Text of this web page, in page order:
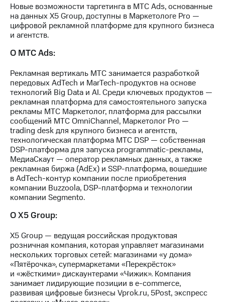
акций
Дивиденды
Рынок
облигаций
Описание
Уведомление
о
погашении
именных
облигаций
Другое
Регистратор
Реквизиты
Контакты
развитие
деловая этика
На главную
Новые возможности таргетинга в МТС Ads, основанные
на данных X5 Group, доступны в Маркетологе Pro —
цифровой рекламной платформе для крупного бизнеса
и агентств.
О МТС Ads:
Рекламная вертикаль МТС занимается разработкой
передовых AdTech и MarTech-продуктов на основе
технологий Big Data и AI. Среди ключевых продуктов —
рекламная платформа для самостоятельного запуска
рекламы МТС Маркетолог, платформа для рассылки
сообщений МТС OmniChannel, Маркетолог Pro —
trading desk для крупного бизнеса и агентств,
технологическая платформа МТС DSP — собственная
DSP-платформа для запуска programmatic-рекламы,
МедиаСкаут — оператор рекламных данных, а также
рекламная биржа (AdEx) и SSP-платформа, вошедшие
в AdTech-контур компании после приобретения
компании Buzzoola, DSP-платформа и технологии
компании Segmento.
О Х5 Group:
X5 Group — ведущая российская продуктовая
розничная компания, которая управляет магазинами
нескольких торговых сетей: магазинами «у дома»
«Пятёрочка», супермаркетами «Перекрёсток»
и «жёсткими» дискаунтерами «Чижик». Компания
занимает лидирующие позиции в e-commerce,
развивая цифровые бизнесы Vprok.ru, 5Post, экспресс